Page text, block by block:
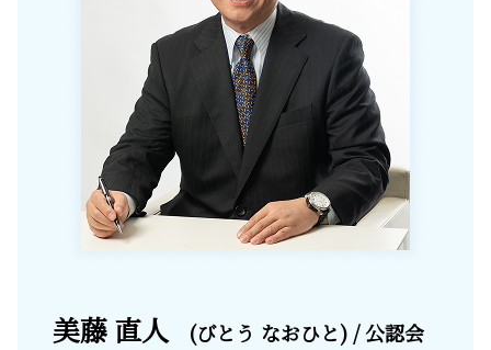
美藤 直人
(びとう なおひと) / 公認会